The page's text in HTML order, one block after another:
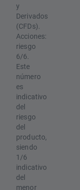
y
Derivados
(CFDs).
Acciones:
riesgo
6/6.
Este
número
es
indicativo
del
riesgo
del
producto,
siendo
1/6
indicativo
del
menor